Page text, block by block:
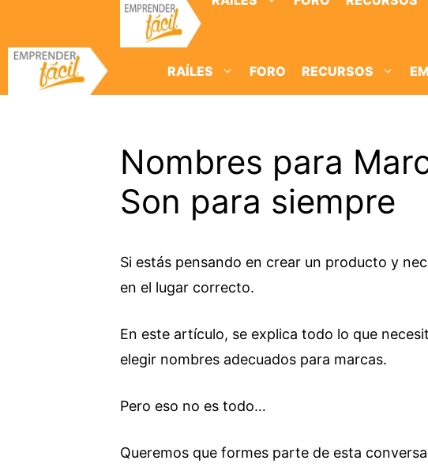
contenido
RAÍLES
FORO RECURSOS
Nombres para
Son para siempre
Si estás pensando en crear un producto y
en el lugar correcto.
En este artículo, se explica todo lo que
elegir nombres adecuados para marcas.
Pero eso no es todo…
Queremos que formes parte de esta